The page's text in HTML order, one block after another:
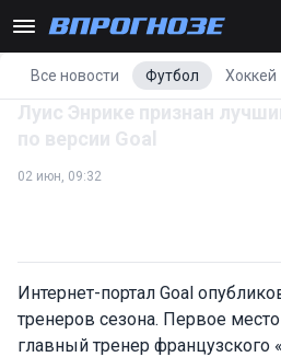
Все новости Футбол Хоккей
Луис Энрике признан
по версии Goal
02 июн, 09:32
Интернет-портал Goal
тренеров сезона. Первое
главный тренер французского